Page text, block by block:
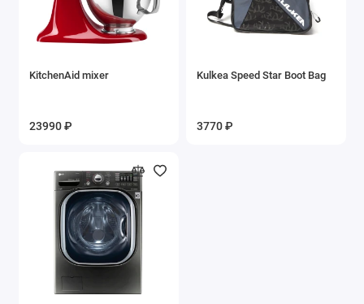
KitchenAid mixer
23990 ₽
Kulkea Speed Star Boot Bag
3770 ₽